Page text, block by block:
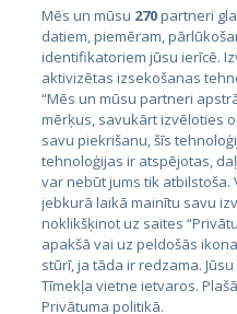
Valstis
Igaunija
Latvija
Lietuva
Mēs un mūsu 270partneri
datiem, piemēram,
identifikatoriem jūsu ierīcē.
aktivizētas izsekošanas
“Mēs un mūsu partneri
mērķus, savukārt izvēloties
savu piekrišanu, šīs
tehnoloģijas ir atspējotas,
var nebūt jums tik
jebkurā laikā mainītu savu
noklikšķinot uz saites
apakšā vai uz peldošās
stūrī, ja tāda ir redzama.
Tīmekļa vietne ietvaros.
Privātuma politikā.